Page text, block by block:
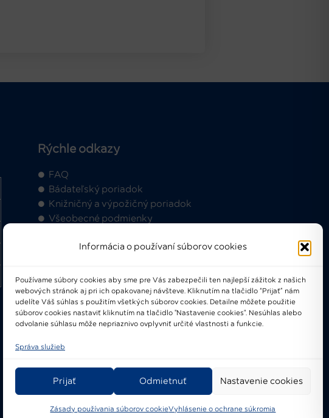
Informácia o používaní súborov cookies
Používame súbory cookies aby sme pre Vás zabezpečili ten najlepší zážitok z našich
webových stránok aj pri ich opakovanej návšteve. Kliknutím na tlačidlo “Prijať” nám
udelíte Váš súhlas s použitím všetkých súborov cookies. Detailne môžete použitie
súborov cookies nastaviť kliknutím na tlačidlo "Nastavenie cookies". Nesúhlas alebo
odvolanie súhlasu môže nepriaznivo ovplyvniť určité vlastnosti a funkcie.
Správa služieb
Prijať Odmietnuť Nastavenie cookies
Zásady používania súborov cookieVyhlásenie o ochrane súkromia
Rýchle odkazy
FAQ
Bádateľský poriadok
Knižničný a výpožičný poriadok
Všeobecné podmienky
2021-2024 © Národné osvetové
centrum